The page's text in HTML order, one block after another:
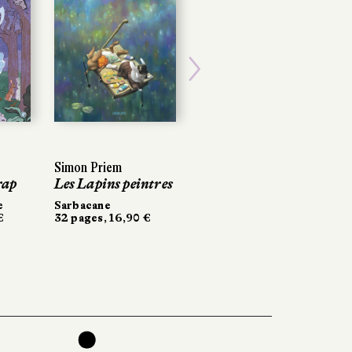
Simon Priem
Les Lapins peintres
Sarbacane
32 pages, 16,90 €